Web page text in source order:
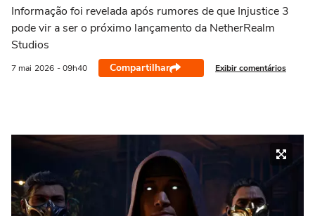
Informação foi revelada após rumores de que Injustice 3
pode vir a ser o próximo lançamento da NetherRealm
Studios
7 mai 2026 - 09h40 Compartilhar Exibir comentários